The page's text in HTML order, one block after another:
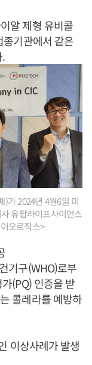
알 제형 유비콜
기관에서 같은
.
)가 2024년 4월6일 미
유팝라이프사이언스
오로직스>
기구(WHO)로부
(PQ) 인증을 받
콜레라를 예방하
이상사례가 발생